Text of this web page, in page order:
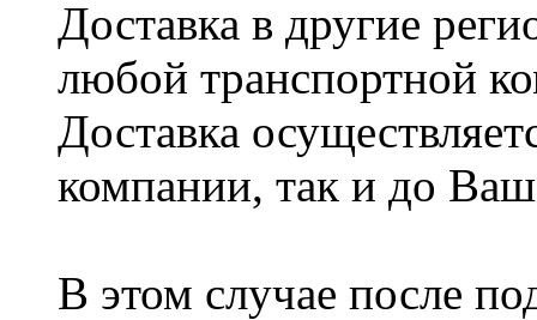
Доставка в другие
любой транспортной
Доставка
компании, так и до
В этом случае после